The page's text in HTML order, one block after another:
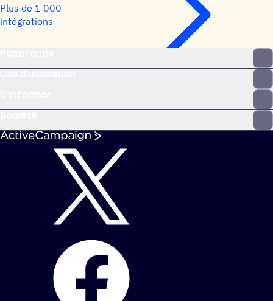
Plus de 1 000
intégrations